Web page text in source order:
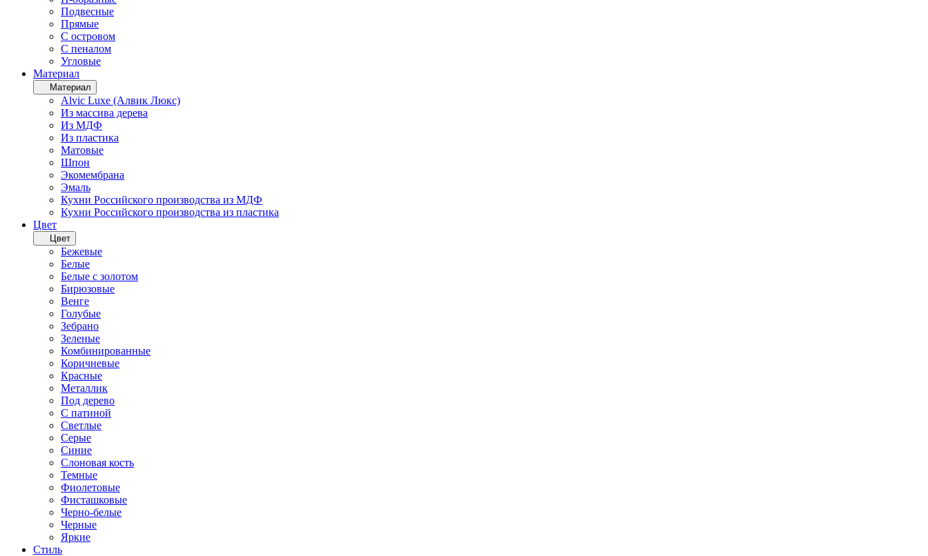
Подвесные
Прямые
С островом
С пеналом
Угловые
Материал
Материал
Alvic Luxe (Алвик Люкс)
Из массива дерева
Из МДФ
Из пластика
Матовые
Шпон
Экомембрана
Эмаль
Кухни Российского производства из МДФ
Кухни Российского производства из пластика
Цвет
Цвет
Бежевые
Белые
Белые с золотом
Бирюзовые
Венге
Голубые
Зебрано
Зеленые
Комбинированные
Коричневые
Красные
Металлик
Под дерево
С патиной
Светлые
Серые
Синие
Слоновая кость
Темные
Фиолетовые
Фисташковые
Черно-белые
Черные
Яркие
Стиль